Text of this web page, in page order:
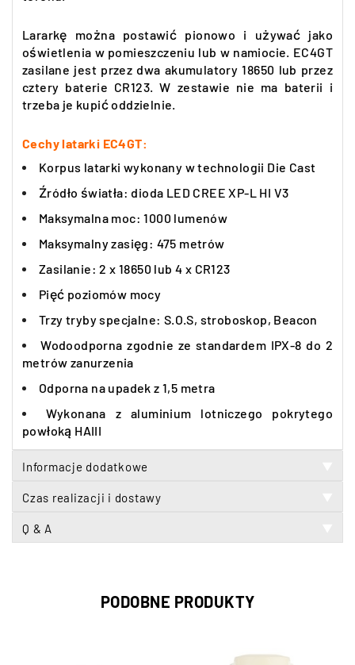
Lararkę można postawić pionowo i używać jako
oświetlenia w pomieszczeniu lub w namiocie. EC4GT
zasilane jest przez dwa akumulatory 18650 lub przez
cztery baterie CR123. W zestawie nie ma baterii i
trzeba je kupić oddzielnie.
Cechy latarki EC4GT:
Korpus latarki wykonany w technologii Die Cast
Źródło światła: dioda LED CREE XP-L HI V3
Maksymalna moc: 1000 lumenów
Maksymalny zasięg: 475 metrów
Zasilanie: 2 x 18650 lub 4 x CR123
Pięć poziomów mocy
Trzy tryby specjalne: S.O.S, stroboskop, Beacon
Wodoodporna zgodnie ze standardem IPX-8 do 2
metrów zanurzenia
Odporna na upadek z 1,5 metra
Wykonana z aluminium lotniczego pokrytego
powłoką HAIII
Informacje dodatkowe
Czas realizacji i dostawy
Q & A
PODOBNE PRODUKTY